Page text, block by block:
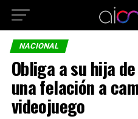
NACIONAL
Obliga a su hija
una felación a
videojuego